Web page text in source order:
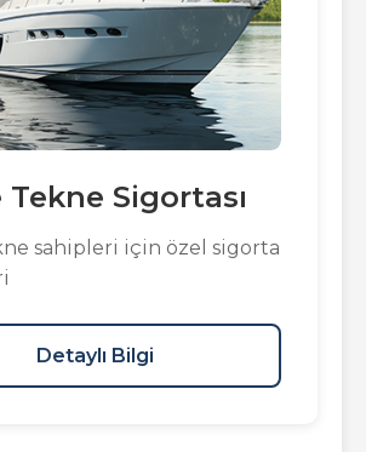
Tekne Sigortası
sahipleri için özel sigorta
Detaylı Bilgi